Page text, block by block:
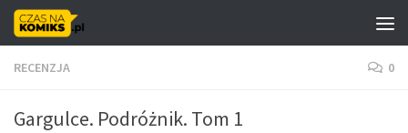
Skip to content
RECENZJA 0
Gargulce. Podróżnik. Tom 1